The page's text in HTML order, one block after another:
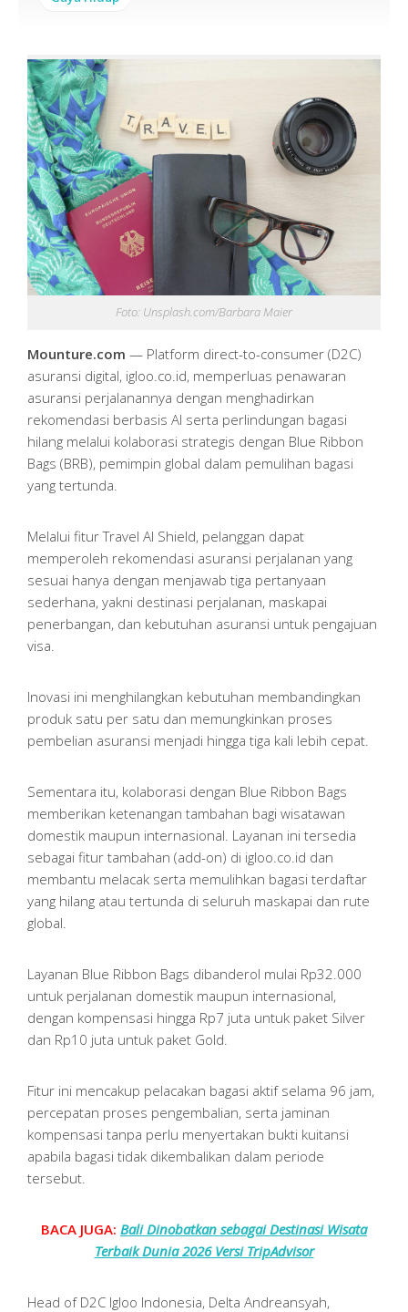
Foto: Unsplash.com/Barbara Maier
Mounture.com — Platform direct-to-consumer (D2C)
asuransi digital, igloo.co.id, memperluas penawaran
asuransi perjalanannya dengan menghadirkan
rekomendasi berbasis AI serta perlindungan bagasi
hilang melalui kolaborasi strategis dengan Blue Ribbon
Bags (BRB), pemimpin global dalam pemulihan bagasi
yang tertunda.
Melalui fitur Travel AI Shield, pelanggan dapat
memperoleh rekomendasi asuransi perjalanan yang
sesuai hanya dengan menjawab tiga pertanyaan
sederhana, yakni destinasi perjalanan, maskapai
penerbangan, dan kebutuhan asuransi untuk pengajuan
visa.
Inovasi ini menghilangkan kebutuhan membandingkan
produk satu per satu dan memungkinkan proses
pembelian asuransi menjadi hingga tiga kali lebih cepat.
Sementara itu, kolaborasi dengan Blue Ribbon Bags
memberikan ketenangan tambahan bagi wisatawan
domestik maupun internasional. Layanan ini tersedia
sebagai fitur tambahan (add-on) di igloo.co.id dan
membantu melacak serta memulihkan bagasi terdaftar
yang hilang atau tertunda di seluruh maskapai dan rute
global.
Layanan Blue Ribbon Bags dibanderol mulai Rp32.000
untuk perjalanan domestik maupun internasional,
dengan kompensasi hingga Rp7 juta untuk paket Silver
dan Rp10 juta untuk paket Gold.
Fitur ini mencakup pelacakan bagasi aktif selama 96 jam,
percepatan proses pengembalian, serta jaminan
kompensasi tanpa perlu menyertakan bukti kuitansi
apabila bagasi tidak dikembalikan dalam periode
tersebut.
BACA JUGA: Bali Dinobatkan sebagai Destinasi Wisata
Terbaik Dunia 2026 Versi TripAdvisor
Head of D2C Igloo Indonesia, Delta Andreansyah,